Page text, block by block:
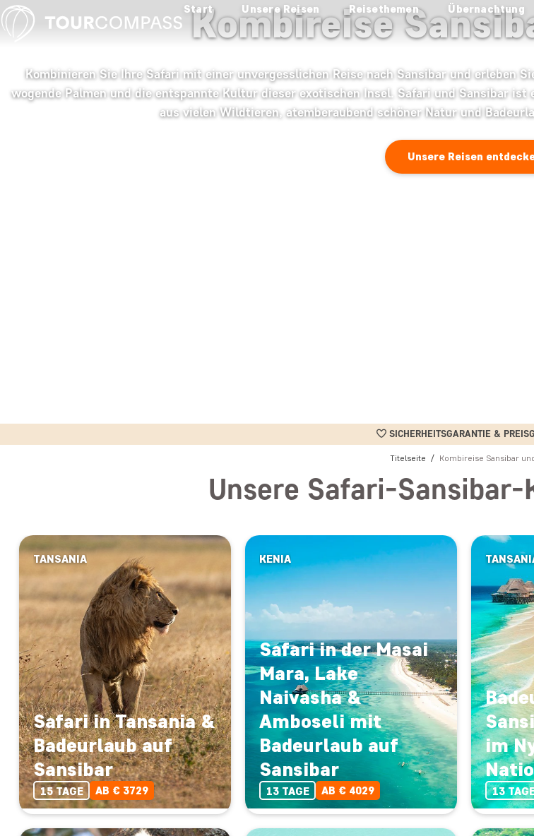
Start Unsere Reisen Reisethemen Übernachtung
Kombireise
Kombinieren Sie Ihre Safari mit einer unvergesslichen Reise nach Sansibar und erleben
wogende Palmen und die entspannte Kultur dieser exotischen Insel. Safari und Sansibar
aus vielen Wildtieren, atemberaubend schöner Natur und
Unsere Reisen
SICHERHEITSGARANTIE &
Titelseite Kombireise Sansibar
Unsere Safari-
TANSANIA
Safari in Tansania &
Badeurlaub auf
Sansibar
15 TAGE AB € 3729
KENIA
Safari in der Masai
Mara, Lake
Naivasha &
Amboseli mit
Badeurlaub auf
Sansibar
13 TAGE AB € 4029
im
13